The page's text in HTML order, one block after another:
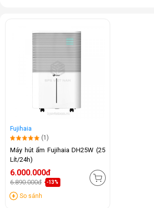
Fujihaia
(1)
Máy hút ẩm Fujihaia DH25W (25
Lít/24h)
6.000.000đ
6.890.000đ -13%
So sánh